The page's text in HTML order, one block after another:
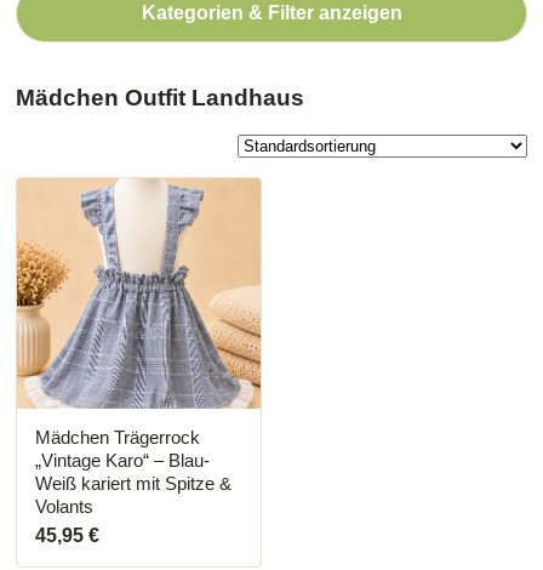
Kategorien & Filter anzeigen
Mädchen Outfit Landhaus
Mädchen Trägerrock
„Vintage Karo“ – Blau-
Weiß kariert mit Spitze &
Volants
45,95 €